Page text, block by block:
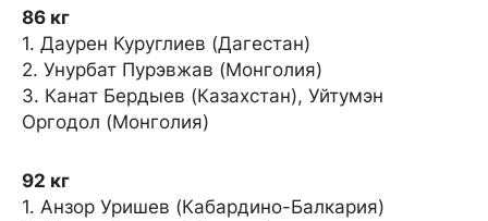
86 кг
1. Даурен Куруглиев (Дагестан)
2. Унурбат Пурэвжав (Монголия)
3. Канат Бердыев (Казахстан), Уйтумэн
Оргодол (Монголия)
92 кг
1. Анзор Уришев (Кабардино-Балкария)